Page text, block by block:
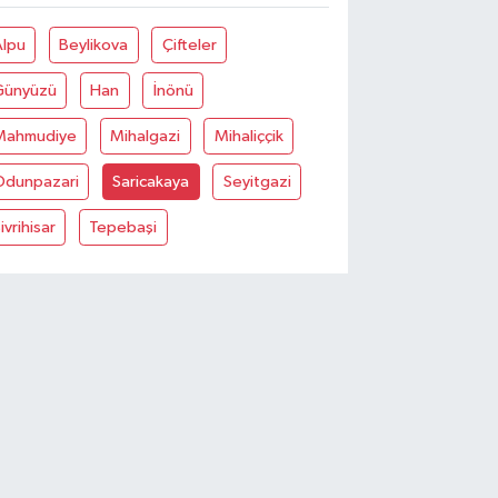
Beylikova Çifteler
Han İnönü
Mihalgazi Mihaliççik
Saricakaya Seyitgazi
Tepebaşi